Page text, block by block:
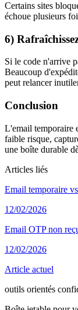
Certains sites
échoue plusieurs
6)
Si le code n'arrive
Beaucoup
peut relancer
Conclusion
L'email temporaire
faible risque,
une boîte durable
Articles liés
Email temporaire
12/02/2026
Email OTP non
12/02/2026
Article actuel
outils orientés